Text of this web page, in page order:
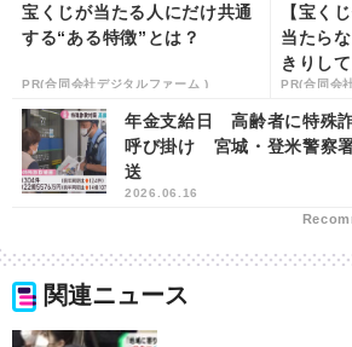
宝くじが当たる人にだけ共通
する“ある特徴”とは？
PR(合同会社デジタルファーム )
【宝く
当たら
きりし
PR(合同会
年金支給日 高齢者に特殊
呼び掛け 宮城・登米警察
送
2026.06.16
関連ニュース